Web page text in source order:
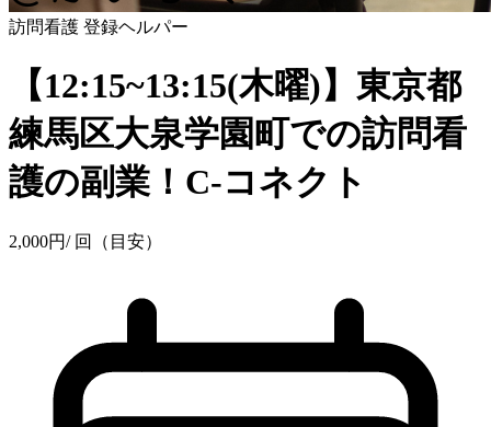
訪問看護 登録ヘルパー
【12:15~13:15(木曜)】東京都
練馬区大泉学園町での訪問看
護の副業！C-コネクト
2,000円/ 回（目安）